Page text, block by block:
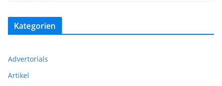
Kategorien
Advertorials
Artikel